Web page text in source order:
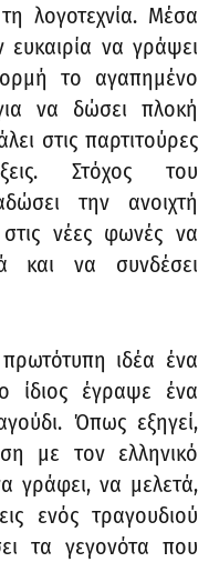
λογοτεχνία. Μέσα
να γράψει
το αγαπημένο
να δώσει πλοκή
στις παρτιτούρες
Στόχος του
την ανοιχτή
νέες φωνές να
και να συνδέσει
ιδέα ένα
ίδιος έγραψε ένα
Όπως εξηγεί,
με τον ελληνικό
γράφει, να μελετά,
ενός τραγουδιού
τα γεγονότα που